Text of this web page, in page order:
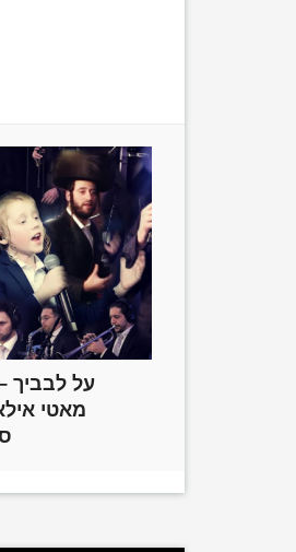
על לבביך
מאטי